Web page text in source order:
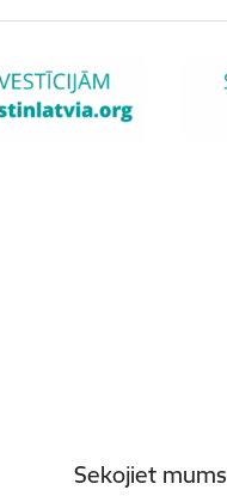
Sekojiet mums